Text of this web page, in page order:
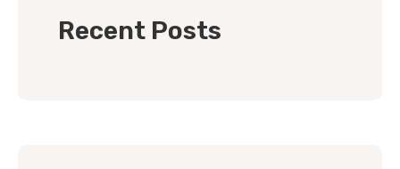
Recent Posts